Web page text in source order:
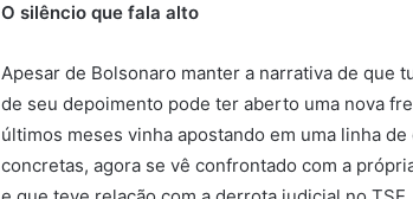
O silêncio que fala alto
Apesar de Bolsonaro manter a narrativa de que
de seu depoimento pode ter aberto uma nova
últimos meses vinha apostando em uma linha
concretas, agora se vê confrontado com a